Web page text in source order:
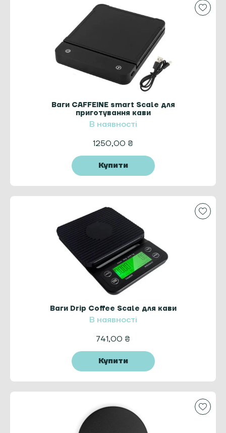
Ваги CAFFEINE smart Scale для
приготування кави
В наявності
1250,00 ₴
Купити
Ваги Drip Coffee Scale для кави
В наявності
741,00 ₴
Купити